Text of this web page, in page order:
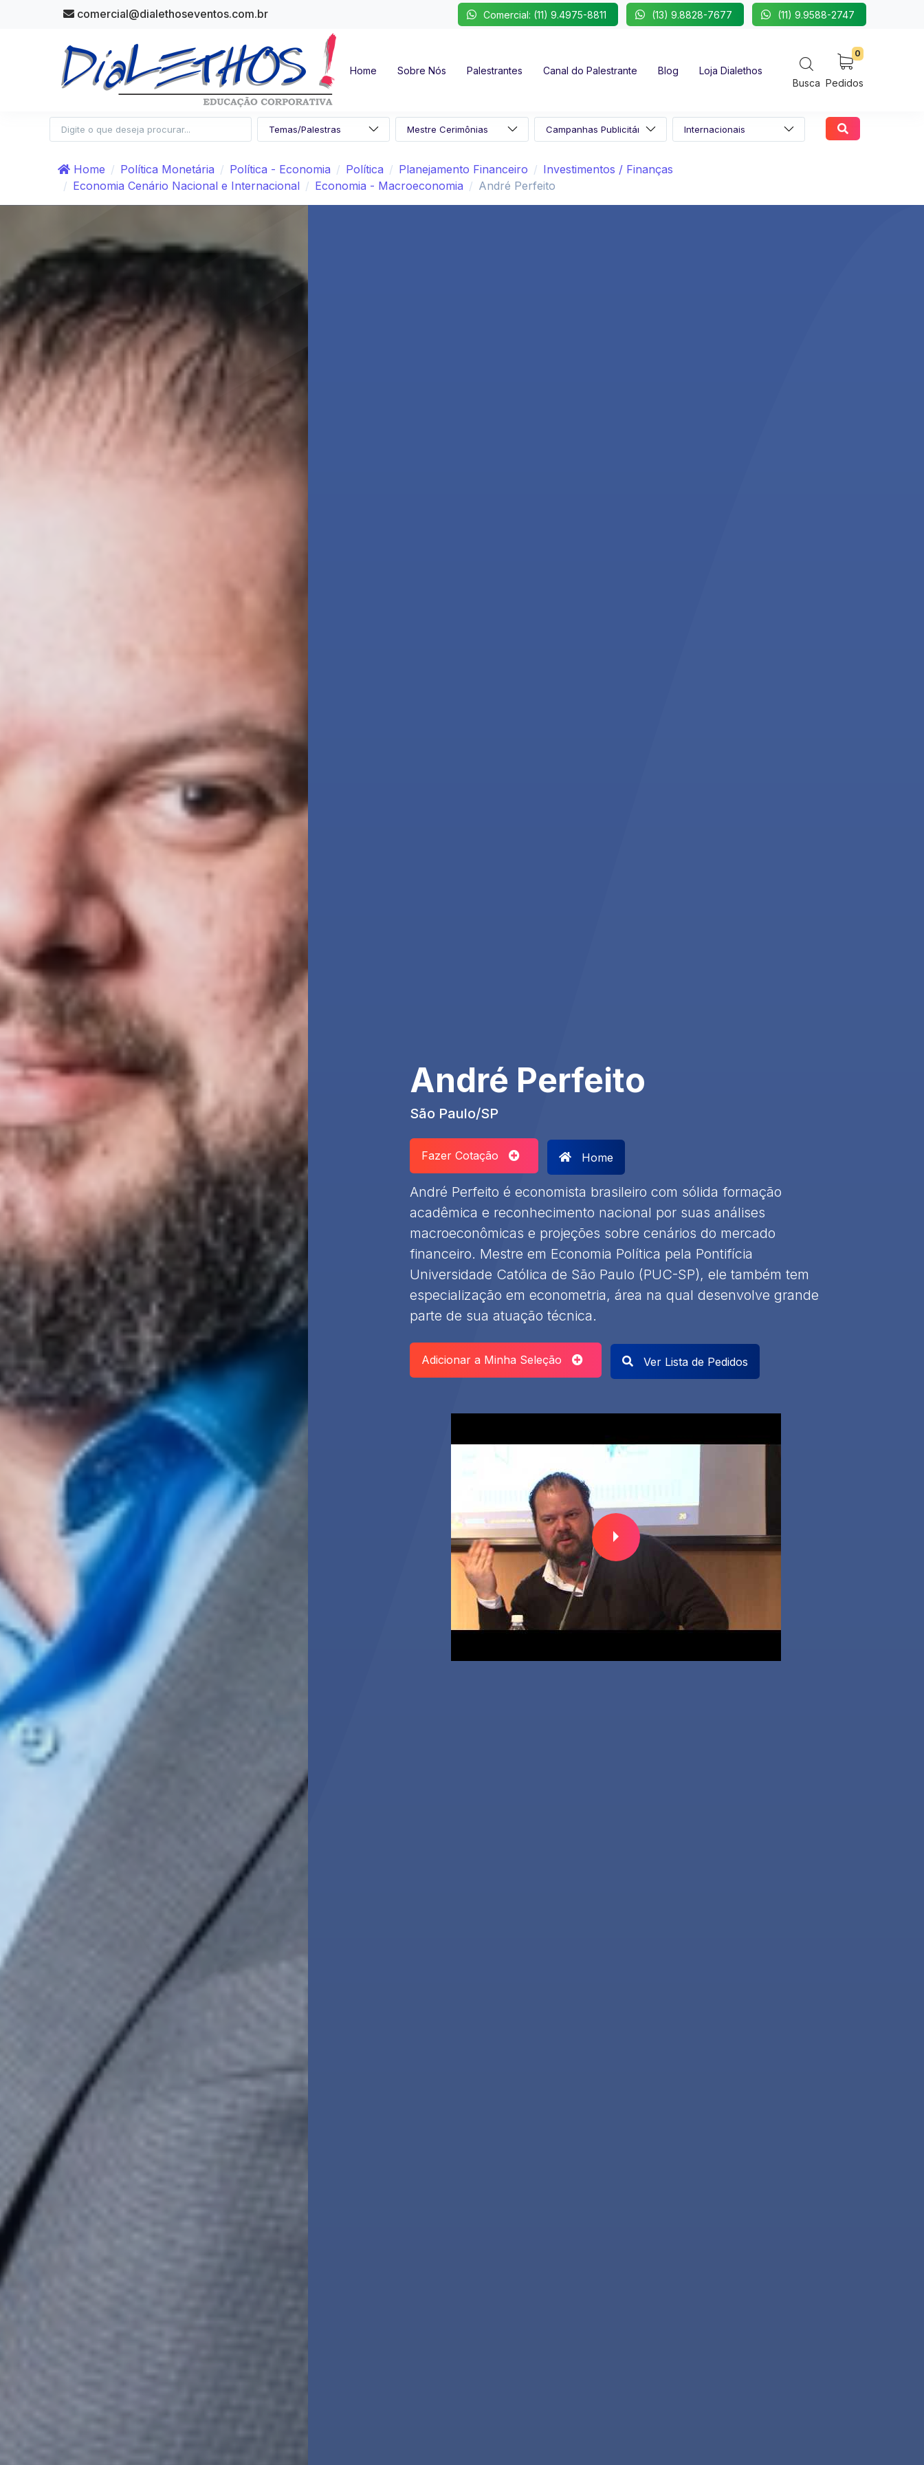
comercial@dialethoseventos.com.br Comercial: (11) 9.4975-8811 (13) 9.8828-7677 (11) 9.9588-2747
Home Sobre Nós Palestrantes Canal do Palestrante Blog
Loja Dialethos
Busca
0
Pedidos
Home Política Monetária Política - Economia Política Planejamento Financeiro
Investimentos / Finanças
Economia Cenário Nacional e Internacional
Economia - Macroeconomia André Perfeito
André Perfeito
São Paulo/SP
Fazer Cotação Home
André Perfeito é economista brasileiro com sólida formação
acadêmica e reconhecimento nacional por suas análises
macroeconômicas e projeções sobre cenários do mercado
financeiro. Mestre em Economia Política pela Pontifícia
Universidade Católica de São Paulo (PUC-SP), ele também tem
especialização em econometria, área na qual desenvolve grande
parte de sua atuação técnica.
Adicionar a Minha Seleção Ver Lista de Pedidos